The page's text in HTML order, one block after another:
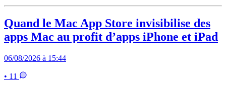
Quand le Mac App Store invisibilise des
apps Mac au profit d’apps iPhone et iPad
06/08/2026 à 15:44
• 11